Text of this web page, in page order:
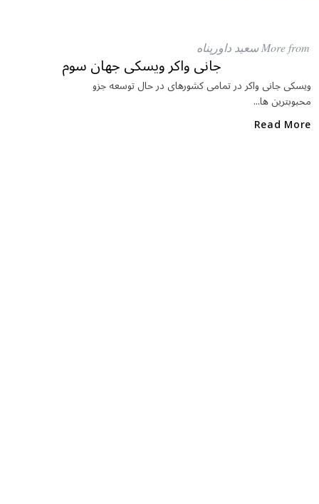
e
b
ook
e
r ar
More from سعید داورپناه
جانی واکر ویسکی جهان سوم
ویسکی جانی واکر در تمامی کشورهای در حال توسعه جزو
محبوبترین ها...
Read More